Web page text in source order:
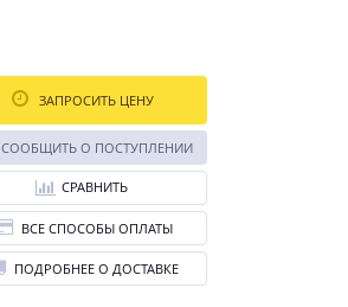
ЗАПРОСИТЬ ЦЕНУ
СООБЩИТЬ О ПОСТУПЛЕНИИ
СРАВНИТЬ
ВСЕ СПОСОБЫ ОПЛАТЫ
ПОДРОБНЕЕ О ДОСТАВКЕ